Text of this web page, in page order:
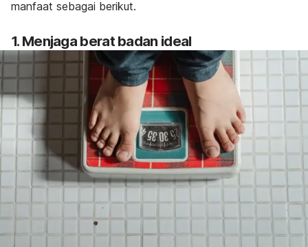
manfaat sebagai berikut.
1. Menjaga berat badan ideal